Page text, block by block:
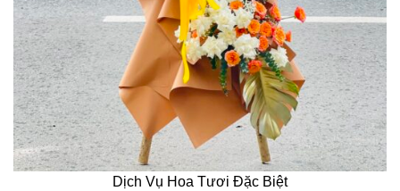
Dịch Vụ Hoa Tươi Đặc Biệt